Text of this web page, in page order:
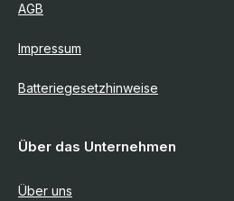
AGB
Impressum
Batteriegesetzhinweise
Über das Unternehmen
Über uns